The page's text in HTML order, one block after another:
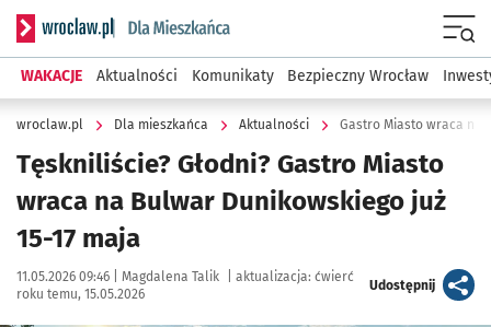
Serwis informacyjny wroclaw.pl podserwis: Dla mieszkańca
WAKACJE Aktualności Komunikaty Bezpieczny Wrocław
wroclaw.pl Dla mieszkańca Aktualności Gastro Miasto wraca na
Tęskniliście? Głodni? Gastro Miasto
wraca na Bulwar Dunikowskiego już
15-17 maja
Data publikacji:
11.05.2026 09:46 | Autor:
Magdalena Talik aktualizacja: ćwierć
roku temu, 15.05.2026
Udostępnijartykuł